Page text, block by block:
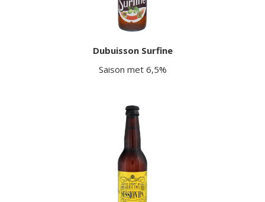
Dubuisson Surfine
Saison met 6,5%